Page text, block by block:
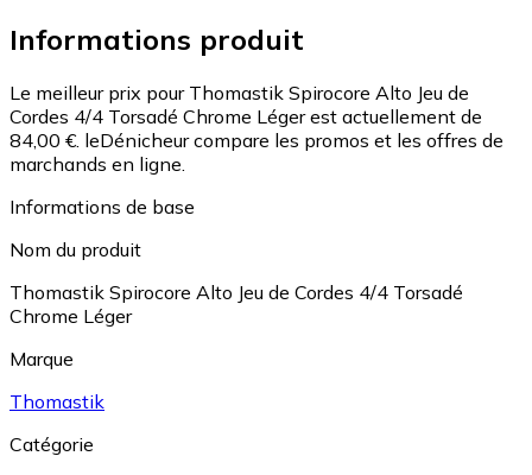
Informations produit
Le meilleur prix pour Thomastik Spirocore Alto Jeu de
Cordes 4/4 Torsadé Chrome Léger est actuellement de
84,00 €. leDénicheur compare les promos et les offres de
marchands en ligne.
Informations de base
Nom du produit
Thomastik Spirocore Alto Jeu de Cordes 4/4 Torsadé
Chrome Léger
Marque
Thomastik
Catégorie